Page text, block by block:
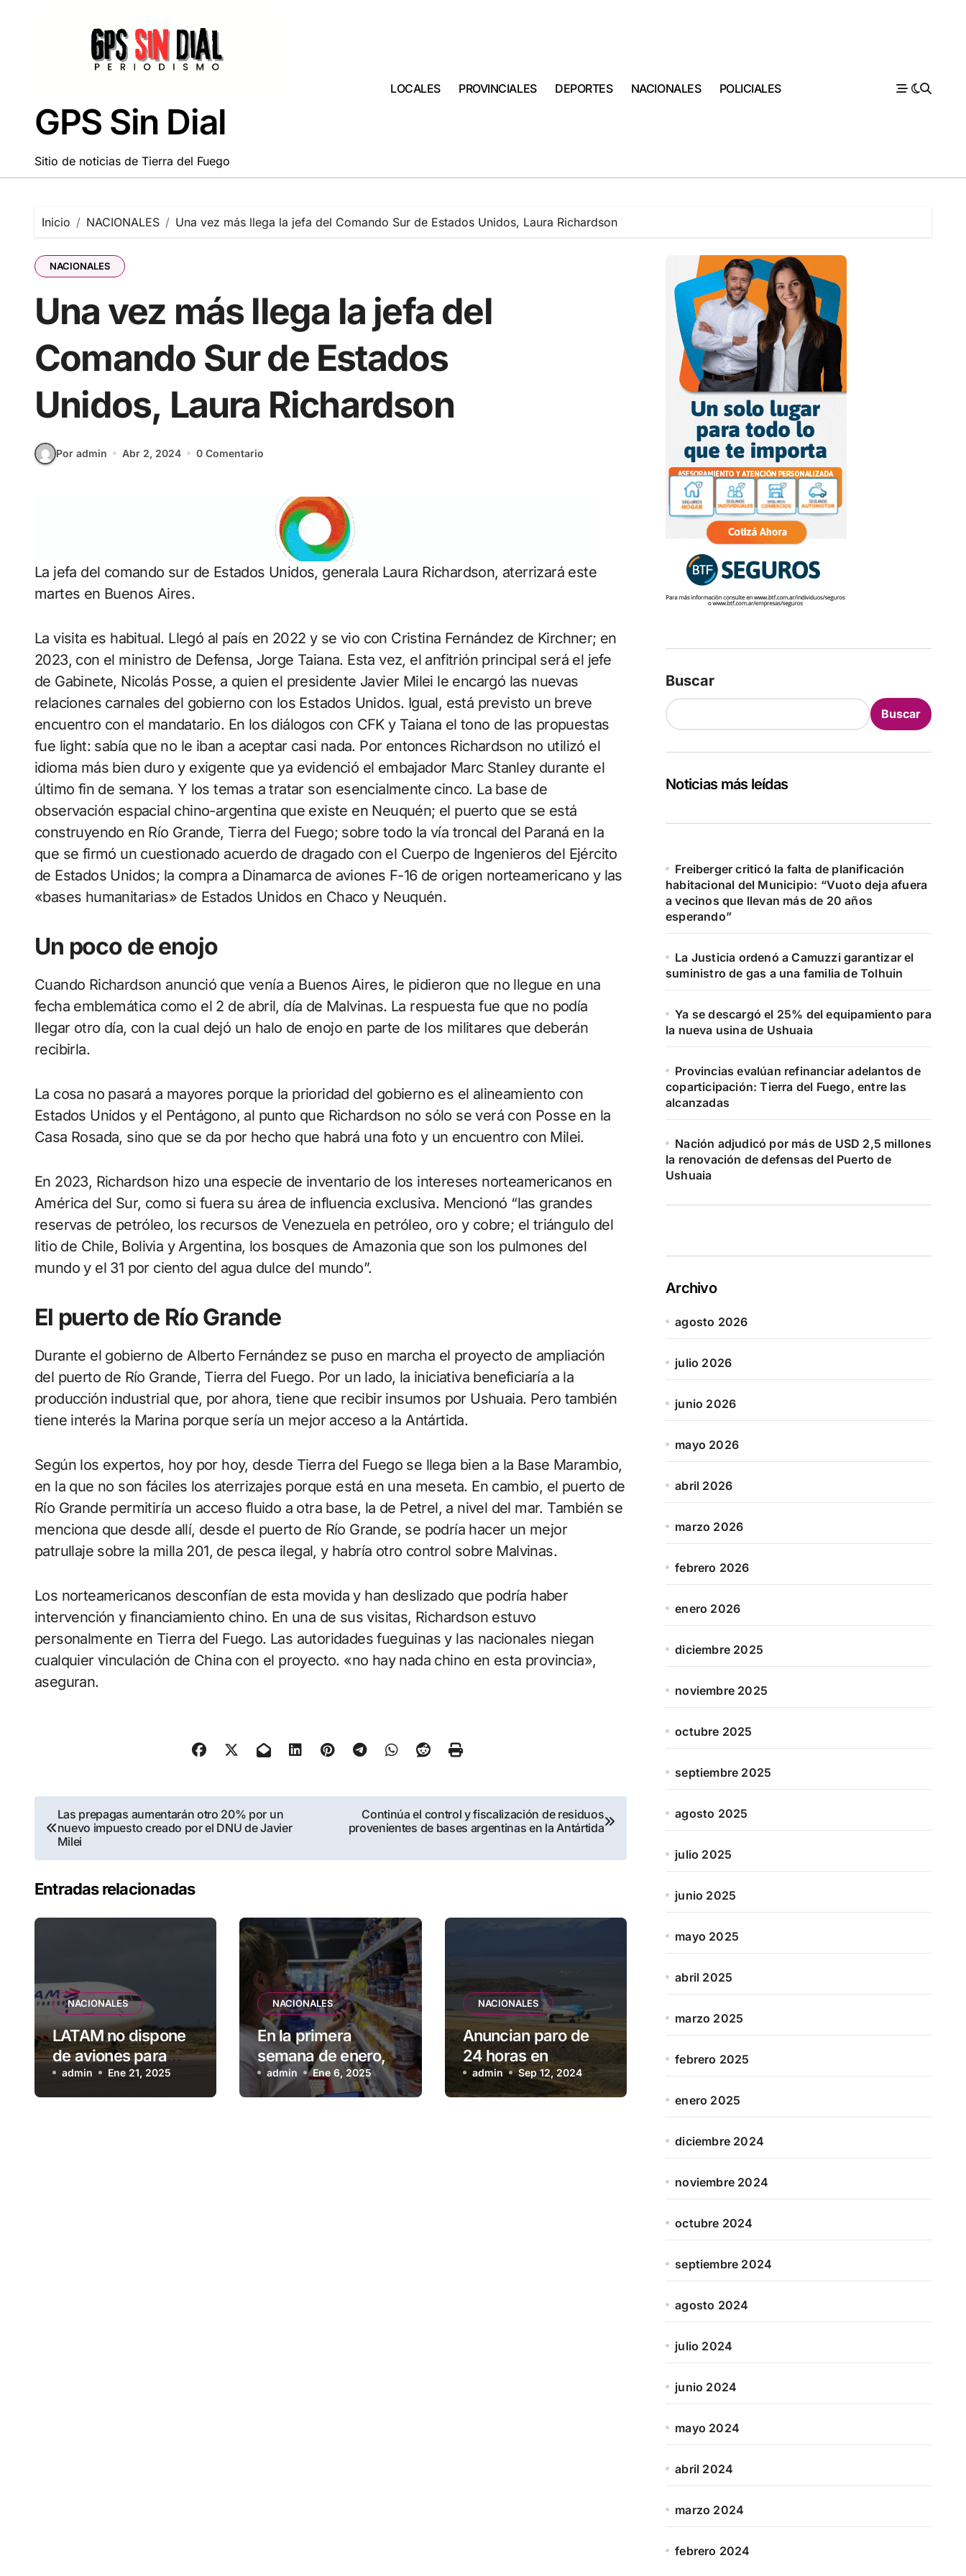
GPS Sin Dial
Sitio de noticias de Tierra del Fuego
LOCALES PROVINCIALES DEPORTES NACIONALES POLICIALES
Inicio NACIONALES Una vez más llega la jefa del Comando Sur de Estados Unidos, Laura Richardson
NACIONALES
Una vez más llega la jefa del
Comando Sur de Estados
Unidos, Laura Richardson
Por admin Abr 2, 2024 0 Comentario
La jefa del comando sur de Estados Unidos, generala Laura Richardson, aterrizará este
martes en Buenos Aires.
La visita es habitual. Llegó al país en 2022 y se vio con Cristina Fernández de Kirchner; en
2023, con el ministro de Defensa, Jorge Taiana. Esta vez, el anfitrión principal será el jefe
de Gabinete, Nicolás Posse, a quien el presidente Javier Milei le encargó las nuevas
relaciones carnales del gobierno con los Estados Unidos. Igual, está previsto un breve
encuentro con el mandatario. En los diálogos con CFK y Taiana el tono de las propuestas
fue light: sabía que no le iban a aceptar casi nada. Por entonces Richardson no utilizó el
idioma más bien duro y exigente que ya evidenció el embajador Marc Stanley durante el
último fin de semana. Y los temas a tratar son esencialmente cinco. La base de
observación espacial chino-argentina que existe en Neuquén; el puerto que se está
construyendo en Río Grande, Tierra del Fuego; sobre todo la vía troncal del Paraná en la
que se firmó un cuestionado acuerdo de dragado con el Cuerpo de Ingenieros del Ejército
de Estados Unidos; la compra a Dinamarca de aviones F-16 de origen norteamericano y las
«bases humanitarias» de Estados Unidos en Chaco y Neuquén.
Un poco de enojo
Cuando Richardson anunció que venía a Buenos Aires, le pidieron que no llegue en una
fecha emblemática como el 2 de abril, día de Malvinas. La respuesta fue que no podía
llegar otro día, con la cual dejó un halo de enojo en parte de los militares que deberán
recibirla.
La cosa no pasará a mayores porque la prioridad del gobierno es el alineamiento con
Estados Unidos y el Pentágono, al punto que Richardson no sólo se verá con Posse en la
Casa Rosada, sino que se da por hecho que habrá una foto y un encuentro con Milei.
En 2023, Richardson hizo una especie de inventario de los intereses norteamericanos en
América del Sur, como si fuera su área de influencia exclusiva. Mencionó “las grandes
reservas de petróleo, los recursos de Venezuela en petróleo, oro y cobre; el triángulo del
litio de Chile, Bolivia y Argentina, los bosques de Amazonia que son los pulmones del
mundo y el 31 por ciento del agua dulce del mundo”.
El puerto de Río Grande
Durante el gobierno de Alberto Fernández se puso en marcha el proyecto de ampliación
del puerto de Río Grande, Tierra del Fuego. Por un lado, la iniciativa beneficiaría a la
producción industrial que, por ahora, tiene que recibir insumos por Ushuaia. Pero también
tiene interés la Marina porque sería un mejor acceso a la Antártida.
Según los expertos, hoy por hoy, desde Tierra del Fuego se llega bien a la Base Marambio,
en la que no son fáciles los aterrizajes porque está en una meseta. En cambio, el puerto de
Río Grande permitiría un acceso fluido a otra base, la de Petrel, a nivel del mar. También se
menciona que desde allí, desde el puerto de Río Grande, se podría hacer un mejor
patrullaje sobre la milla 201, de pesca ilegal, y habría otro control sobre Malvinas.
Los norteamericanos desconfían de esta movida y han deslizado que podría haber
intervención y financiamiento chino. En una de sus visitas, Richardson estuvo
personalmente en Tierra del Fuego. Las autoridades fueguinas y las nacionales niegan
cualquier vinculación de China con el proyecto. «no hay nada chino en esta provincia»,
aseguran.
Navegación
de
Las prepagas aumentarán otro 20% por un
nuevo impuesto creado por el DNU de Javier
Milei
Continúa el control y fiscalización de residuos
provenientes de bases argentinas en la Antártida
Entradas relacionadas
NACIONALES
LATAM no dispone
de aviones para
conectar Brasil con
Malvinas
admin Ene 21, 2025
NACIONALES
En la primera
semana de enero,
los precios de
alimentos y bebidas
admin Ene 6, 2025
NACIONALES
Anuncian paro de
24 horas en
Aerolíneas
Argentinas y
admin Sep 12, 2024
Buscar
Buscar
Noticias más leídas
Freiberger criticó la falta de planificación
habitacional del Municipio: “Vuoto deja afuera
a vecinos que llevan más de 20 años
esperando”
La Justicia ordenó a Camuzzi garantizar el
suministro de gas a una familia de Tolhuin
Ya se descargó el 25% del equipamiento para
la nueva usina de Ushuaia
Provincias evalúan refinanciar adelantos de
coparticipación: Tierra del Fuego, entre las
alcanzadas
Nación adjudicó por más de USD 2,5 millones
la renovación de defensas del Puerto de
Ushuaia
Archivo
agosto 2026
julio 2026
junio 2026
mayo 2026
abril 2026
marzo 2026
febrero 2026
enero 2026
diciembre 2025
noviembre 2025
octubre 2025
septiembre 2025
agosto 2025
julio 2025
junio 2025
mayo 2025
abril 2025
marzo 2025
febrero 2025
enero 2025
diciembre 2024
noviembre 2024
octubre 2024
septiembre 2024
agosto 2024
julio 2024
junio 2024
mayo 2024
abril 2024
marzo 2024
febrero 2024